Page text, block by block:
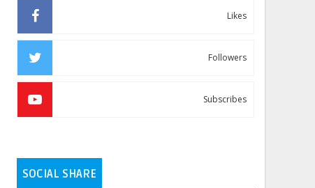
Likes
Followers
Subscribes
SOCIAL SHARE